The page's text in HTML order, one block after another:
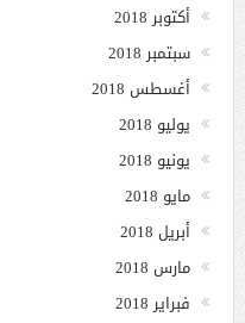
أكتوبر 2018
سبتمبر 2018
أغسطس 2018
يوليو 2018
يونيو 2018
مايو 2018
أبريل 2018
مارس 2018
فبراير 2018